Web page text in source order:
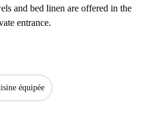
and bed linen are offered in the
entrance.
équipée